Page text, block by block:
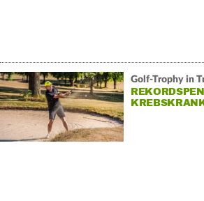
Golf-Trophy in